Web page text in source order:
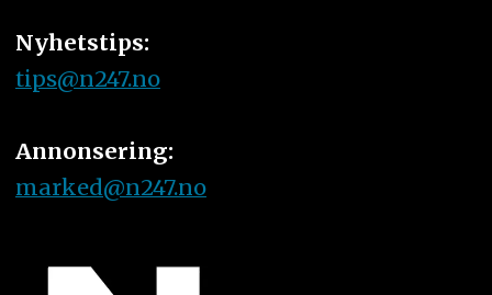
Nyhetstips:
tips@n247.no
Annonsering:
marked@n247.no